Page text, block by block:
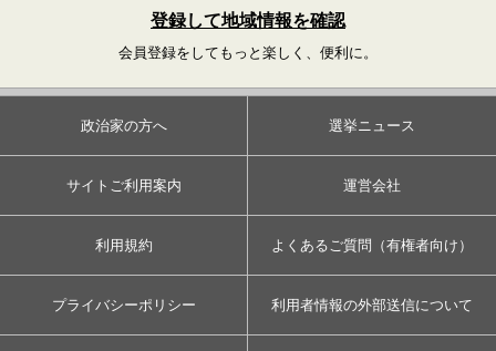
登録して地域情報を確認
会員登録をしてもっと楽しく、便利に。
政治家の方へ 選挙ニュース
サイトご利用案内 運営会社
利用規約 よくあるご質問（有権者向け）
プライバシーポリシー 利用者情報の外部送信について